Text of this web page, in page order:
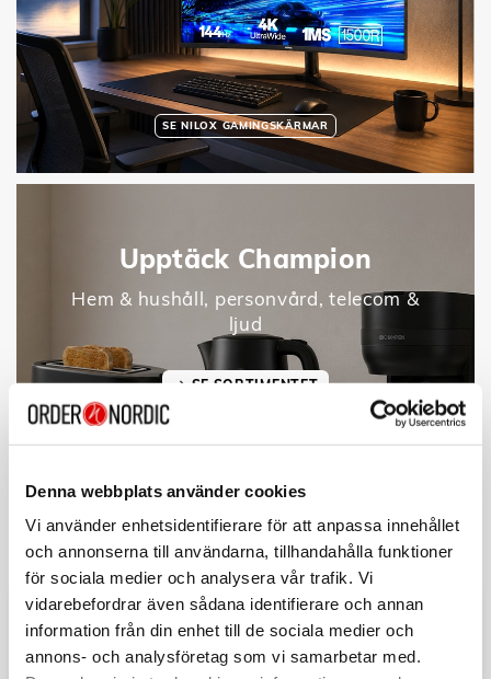
Denna webbplats använder cookies
Vi använder enhetsidentifierare för att anpassa innehållet
och annonserna till användarna, tillhandahålla funktioner
för sociala medier och analysera vår trafik. Vi
vidarebefordrar även sådana identifierare och annan
information från din enhet till de sociala medier och
annons- och analysföretag som vi samarbetar med.
SE NILOX GAMINGSKÄRMAR
Upptäck Champion
Hem & hushåll, personvård, telecom &
ljud
SE SORTIMENTET